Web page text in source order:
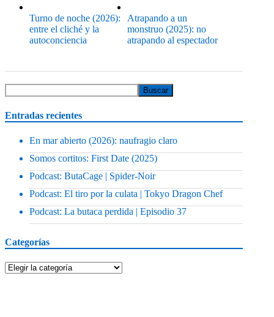
Turno de noche (2026):
entre el cliché y la
autoconciencia
Atrapando a un
monstruo (2025): no
atrapando al espectador
Entradas recientes
En mar abierto (2026): naufragio claro
Somos cortitos: First Date (2025)
Podcast: ButaCage | Spider-Noir
Podcast: El tiro por la culata | Tokyo Dragon Chef
Podcast: La butaca perdida | Episodio 37
Categorías
Categorías